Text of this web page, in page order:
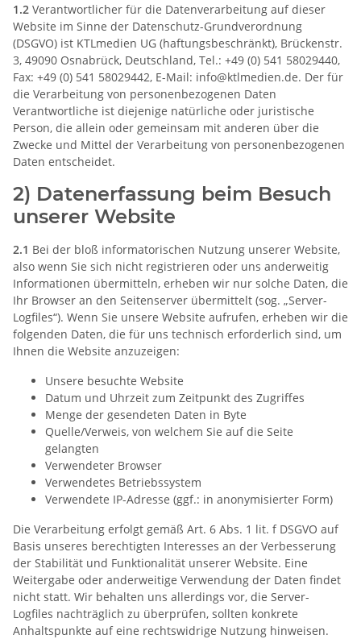
1.2 Verantwortlicher für die Datenverarbeitung auf dieser
Website im Sinne der Datenschutz-Grundverordnung
(DSGVO) ist KTLmedien UG (haftungsbeschränkt), Brückenstr.
3, 49090 Osnabrück, Deutschland, Tel.: +49 (0) 541 58029440,
Fax: +49 (0) 541 58029442, E-Mail: info@ktlmedien.de. Der für
die Verarbeitung von personenbezogenen Daten
Verantwortliche ist diejenige natürliche oder juristische
Person, die allein oder gemeinsam mit anderen über die
Zwecke und Mittel der Verarbeitung von personenbezogenen
Daten entscheidet.
2) Datenerfassung beim Besuch
unserer Website
2.1 Bei der bloß informatorischen Nutzung unserer Website,
also wenn Sie sich nicht registrieren oder uns anderweitig
Informationen übermitteln, erheben wir nur solche Daten, die
Ihr Browser an den Seitenserver übermittelt (sog. „Server-
Logfiles“). Wenn Sie unsere Website aufrufen, erheben wir die
folgenden Daten, die für uns technisch erforderlich sind, um
Ihnen die Website anzuzeigen:
Unsere besuchte Website
Datum und Uhrzeit zum Zeitpunkt des Zugriffes
Menge der gesendeten Daten in Byte
Quelle/Verweis, von welchem Sie auf die Seite
gelangten
Verwendeter Browser
Verwendetes Betriebssystem
Verwendete IP-Adresse (ggf.: in anonymisierter Form)
Die Verarbeitung erfolgt gemäß Art. 6 Abs. 1 lit. f DSGVO auf
Basis unseres berechtigten Interesses an der Verbesserung
der Stabilität und Funktionalität unserer Website. Eine
Weitergabe oder anderweitige Verwendung der Daten findet
nicht statt. Wir behalten uns allerdings vor, die Server-
Logfiles nachträglich zu überprüfen, sollten konkrete
Anhaltspunkte auf eine rechtswidrige Nutzung hinweisen.